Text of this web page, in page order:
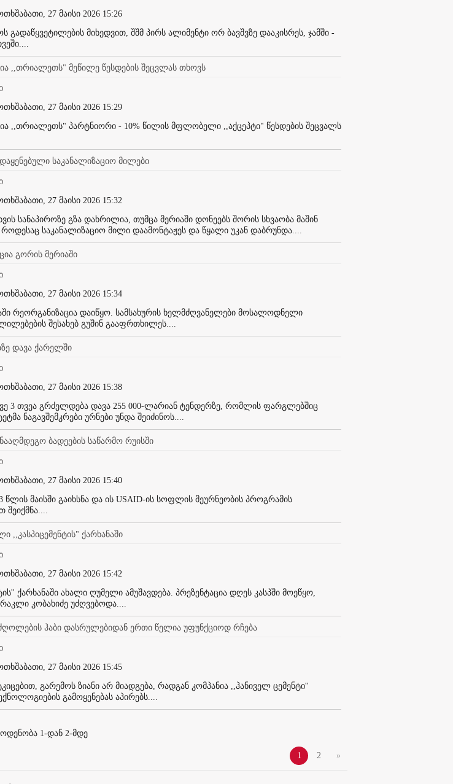
27 მაისი 2026 15:26
გადაწყვეტილების მიხედვით, შშმ პირს ალიმენტი ორ ბავშვზე დააკისრეს, ჯამში -
,,თრიალეთს" მეწილე წესდების შეცვლას თხოვს
27 მაისი 2026 15:29
,,თრიალეთს" პარტნიორი - 10% წილის მფლობელი ,,აქცეპტი" წესდების შეცვალს
საკანალიზაციო მილები
27 მაისი 2026 15:32
სანაპიროზე გზა დახრილია, თუმცა მერიაში დონეებს შორის სხვაობა მაშინ
როდესაც საკანალიზაციო მილი დაამონტაჟეს და წყალი უკან დაბრუნდა....
გორის მერიაში
27 მაისი 2026 15:34
რეორგანიზაცია დაიწყო. სამსახურის ხელმძღვანელები მოსალოდნელი
შესახებ გუშინ გააფრთხილეს....
დავა ქარელში
27 მაისი 2026 15:38
3 თვეა გრძელდება დავა 255 000-ლარიან ტენდერზე, რომლის ფარგლებშიც
ნაგავშემკრები ურნები უნდა შეიძინოს....
ბადეების საწარმო რუისში
27 მაისი 2026 15:40
წლის მაისში გაიხსნა და ის USAID-ის სოფლის მეურნეობის პროგრამის
,,კასპიცემენტის" ქარხანაში
27 მაისი 2026 15:42
ქარხანაში ახალი ღუმელი ამუშავდება. პრეზენტაცია დღეს კასპში მოეწყო,
კობახიძე უძღვებოდა....
ჰაბი დასრულებიდან ერთი წელია უფუნქციოდ რჩება
27 მაისი 2026 15:45
გარემოს ზიანი არ მიადგება, რადგან კომპანია ,,ჰანიველ ცემენტი''
გამოყენებას აპირებს....
1 2 »
1-დან 2-მდე